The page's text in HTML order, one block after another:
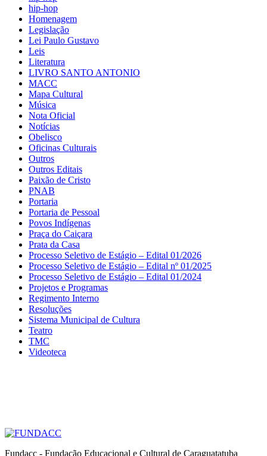
hip-hop
Homenagem
Legislação
Lei Paulo Gustavo
Leis
Literatura
LIVRO SANTO ANTONIO
MACC
Mapa Cultural
Música
Nota Oficial
Notícias
Obelisco
Oficinas Culturais
Outros
Outros Editais
Paixão de Cristo
PNAB
Portaria
Portaria de Pessoal
Povos Indígenas
Praça do Caiçara
Prata da Casa
Processo Seletivo de Estágio – Edital 01/2026
Processo Seletivo de Estágio – Edital nº 01/2025
Processo Seletivo de Estágio – Edital 01/2024
Projetos e Programas
Regimento Interno
Resoluções
Sistema Municipal de Cultura
Teatro
TMC
Videoteca
Fundacc - Fundação Educacional e Cultural de Caraguatatuba